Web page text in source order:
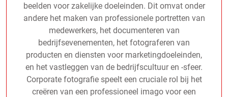
beelden voor zakelijke doeleinden. Dit omvat onder
andere het maken van professionele portretten van
medewerkers, het documenteren van
bedrijfsevenementen, het fotograferen van
producten en diensten voor marketingdoeleinden,
en het vastleggen van de bedrijfscultuur en -sfeer.
Corporate fotografie speelt een cruciale rol bij het
creëren van een professioneel imago voor een